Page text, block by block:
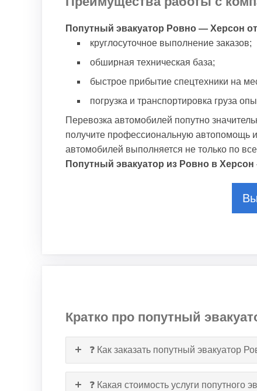
Попутный эвакуатор Ровно — Херсон
круглосуточное выполнение заказов;
обширная техническая база;
быстрое прибытие спецтехники на
погрузка и транспортировка груза
Перевозка автомобилей попутно
получите профессиональную автопомощь
автомобилей выполняется не только по
Попутный эвакуатор из Ровно в
Кратко про попутный
❓ Как заказать попутный эвакуатор
❓ Какая стоимость услуги попутного